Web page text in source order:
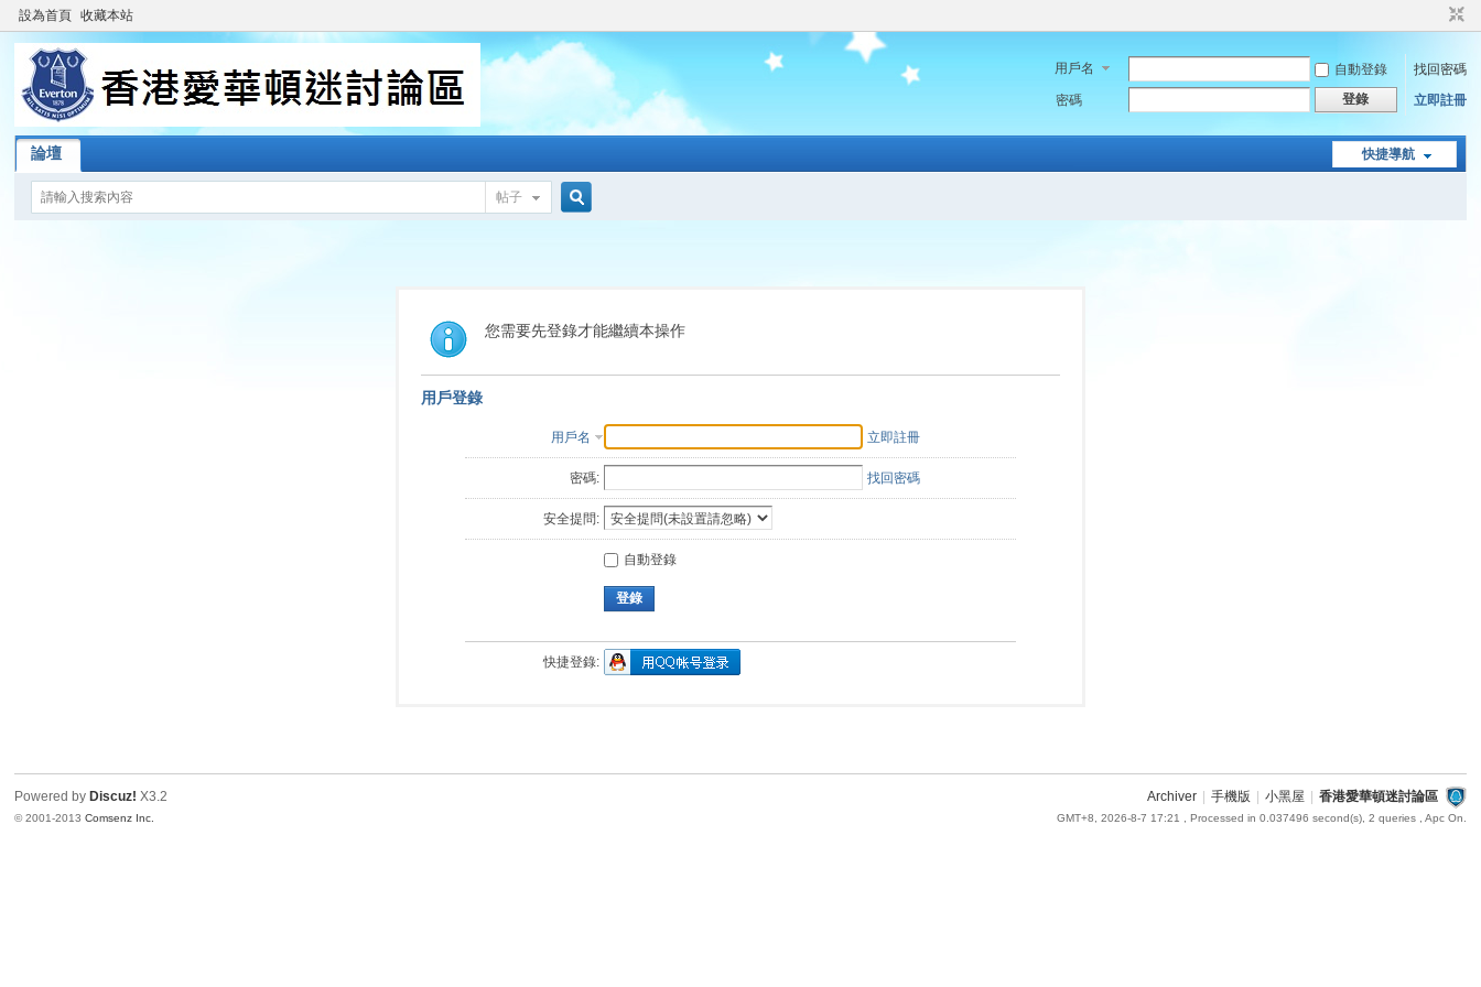
設為首頁 收藏本站
用戶名 自動登錄
找回密碼
密碼
登錄 立即註冊
快捷導航
論壇
帖子
索
您需要先登錄才能繼續本操作
用戶登錄
用戶名 立即註冊
密碼: 找回密碼
安全提問:
自動登錄
登錄
快捷登錄:
Archiver 手機版 小黑屋 香港愛華頓迷討論區
GMT+8, 2026-8-7 17:21 , Processed in 0.037496 second(s), 2 queries , Apc On.
Powered by Discuz! X3.2
© 2001-2013Comsenz Inc.